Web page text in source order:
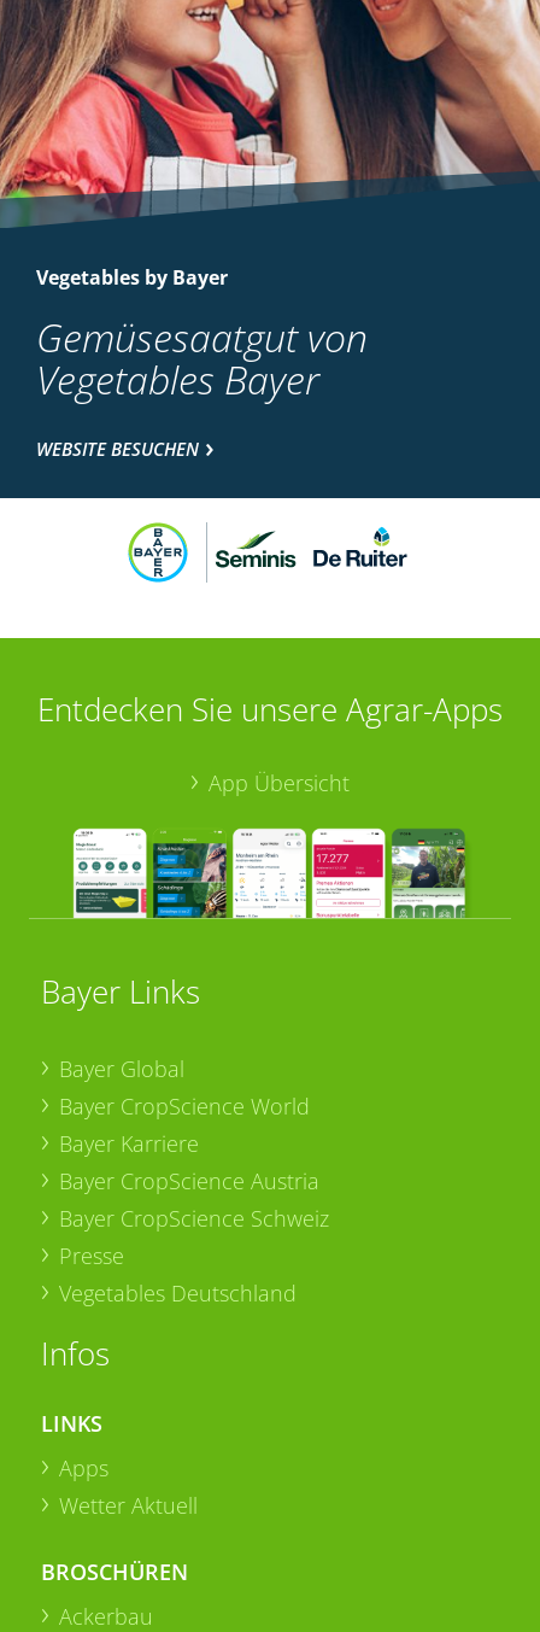
Vegetables by Bayer
Gemüsesaatgut von
Vegetables Bayer
WEBSITE BESUCHEN
Entdecken Sie unsere Agrar-Apps
App Übersicht
Bayer Links
Bayer Global
Bayer CropScience World
Bayer Karriere
Bayer CropScience Austria
Bayer CropScience Schweiz
Presse
Vegetables Deutschland
Infos
LINKS
Apps
Wetter Aktuell
BROSCHÜREN
Ackerbau